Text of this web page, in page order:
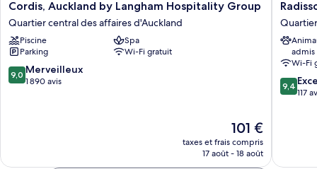
Cordis,
Auckland
by
Langham
Hospitality
Group
Quartier
Cordis, Auckland by Langham Hospitality Group
Quartier central des affaires d'Auckland
Piscine
Spa
Parking
Wi-Fi gratuit
9.0
sur
9,0 Merveilleux
1 890 avis
Le
nouveau
prix
101 €
taxes et frais compris
17 août - 18 août
RED
Quartier
central
des
affaires
admis
Wi-Fi
9.4
sur
9,4
117